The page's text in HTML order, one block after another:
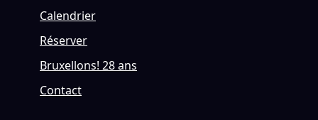
Calendrier
Réserver
Bruxellons! 28 ans
Contact